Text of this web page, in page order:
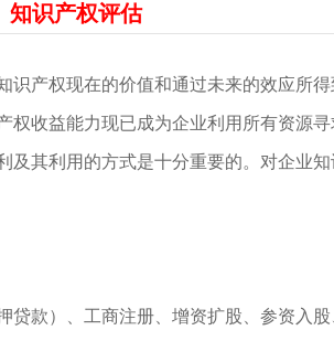
知识产权评估
产权现在的价值和通过未来的效应所
收益能力现已成为企业利用所有资源
其利用的方式是十分重要的。对企业
款）、工商注册、增资扩股、参资入